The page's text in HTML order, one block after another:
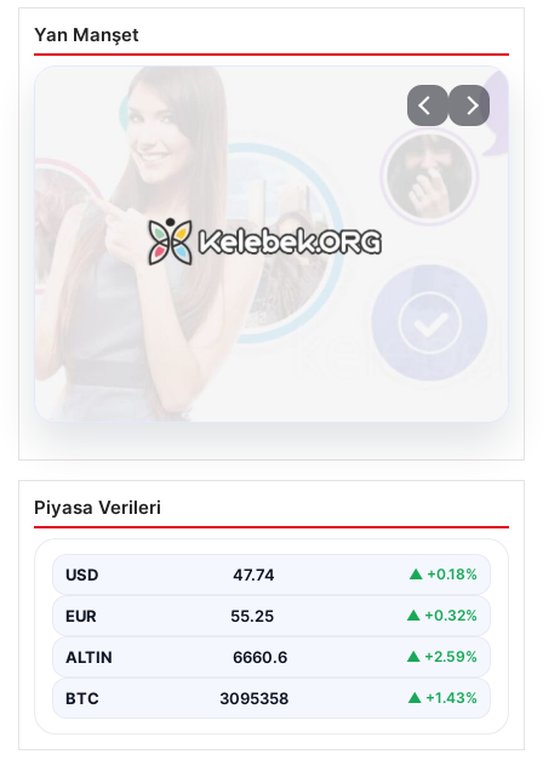
Yan Manşet
Kelebek chat adresi İle Çevrim içi
İletişimin Seviyeli Adresi Ve Muhabbet
İnternet çağında bireylerin seviyeli bir şekilde bağlantı
Piyasa Verileri
USD 47.74 ▲ +0.18%
EUR 55.25 ▲ +0.32%
ALTIN 6660.6 ▲ +2.59%
BTC 3095358 ▲ +1.43%